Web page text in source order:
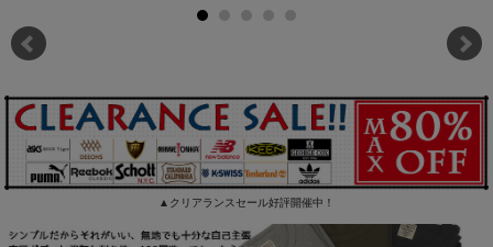
▲クリアランスセール好評開催中！